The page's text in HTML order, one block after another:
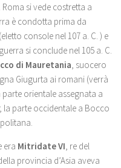
si vede costretta a
è condotta prima da
console nel 107 a. C. ) e
si conclude nel 105 a. C.
di Mauretania , suocero
Giugurta ai romani (verrà
orientale assegnata a
la parte occidentale a Bocco
era Mitridate VI , re del
provincia d’Asia aveva